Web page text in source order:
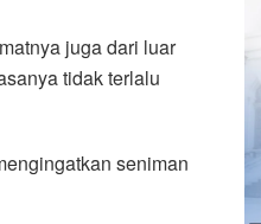
juga dari luar
tidak terlalu
seniman